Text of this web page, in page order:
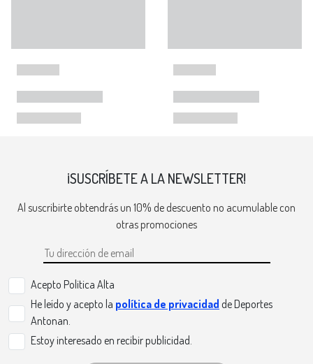
¡SUSCRÍBETE A LA NEWSLETTER!
Al suscribirte obtendrás un 10% de descuento no acumulable con
otras promociones
Acepto Politica Alta
He leído y acepto la política de privacidad de Deportes
Antonan.
Estoy interesado en recibir publicidad.